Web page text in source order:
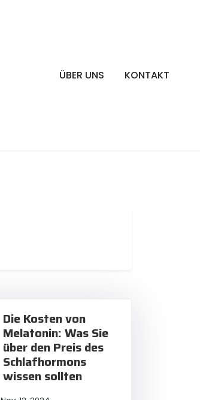
ÜBER UNS KONTAKT
Die Kosten von
Melatonin: Was Sie
über den Preis des
Schlafhormons
wissen sollten